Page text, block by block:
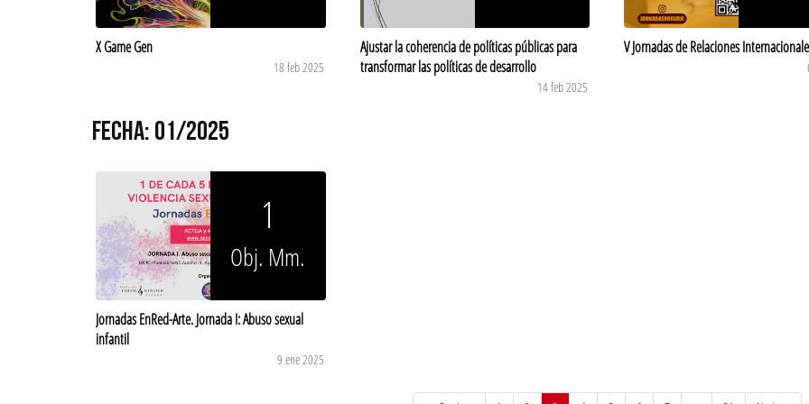
X Game Gen
18 feb 2025
Ajustar la coherencia de políticas públicas para
transformar las políticas de desarrollo
14 feb 2025
V Jornadas de Relaciones
FECHA: 01/2025
1
Obj. Mm.
Jornadas EnRed-Arte. Jornada I: Abuso sexual
infantil
9 ene 2025